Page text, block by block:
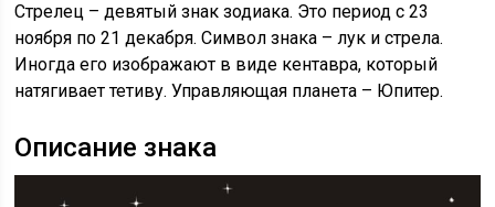
Стрелец – девятый знак зодиака. Это период с 23
ноября по 21 декабря. Символ знака – лук и стрела.
Иногда его изображают в виде кентавра, который
натягивает тетиву. Управляющая планета – Юпитер.
Описание знака